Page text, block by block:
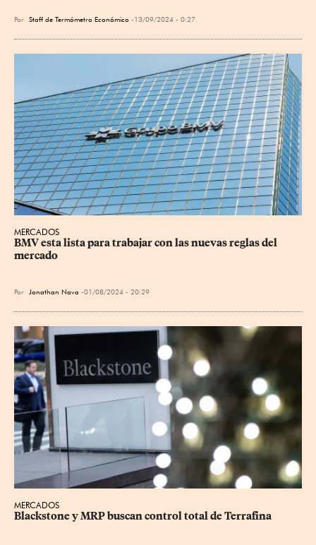
Por Staff de Termómetro Económico 13/09/2024 - 0:27
MERCADOS
BMV esta lista para trabajar con las nuevas reglas del
mercado
Por Jonathan Nava 01/08/2024 - 20:29
MERCADOS
Blackstone y MRP buscan control total de Terrafina